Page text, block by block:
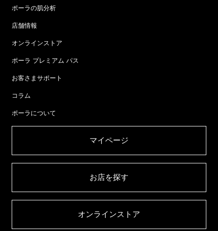
ポーラの肌分析
店舗情報
オンラインストア
ポーラ プレミアム パス
お客さまサポート
コラム
ポーラについて
マイページ​
お店を探す​
オンラインストア​